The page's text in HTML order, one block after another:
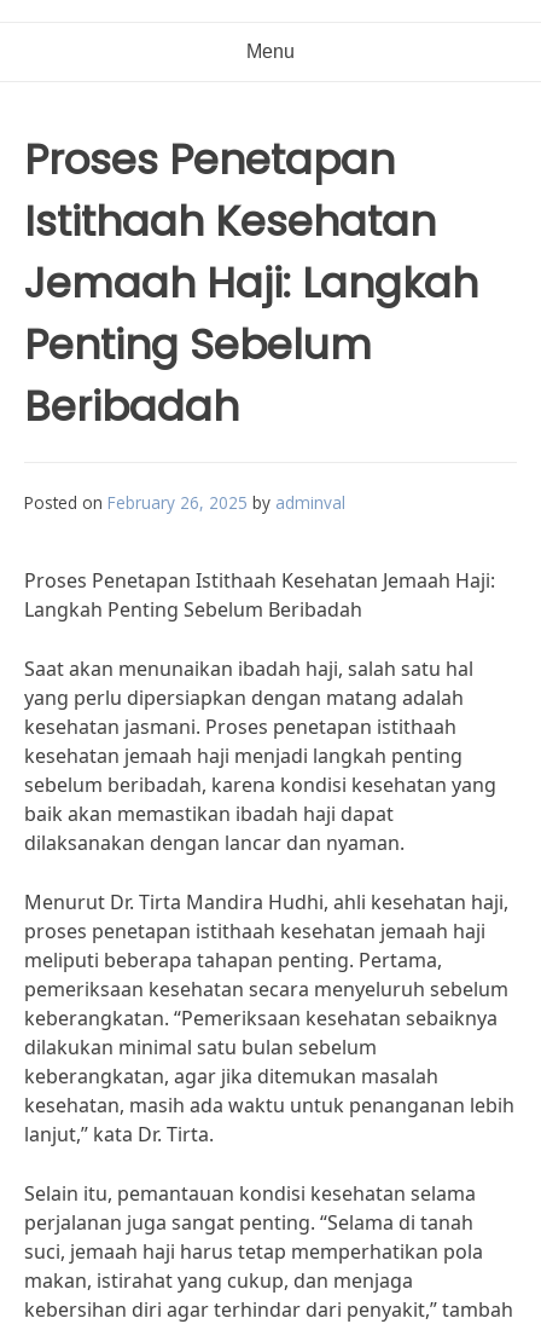
Menu
Proses Penetapan
Istithaah Kesehatan
Jemaah Haji: Langkah
Penting Sebelum
Beribadah
Posted on February 26, 2025 by adminval
Proses Penetapan Istithaah Kesehatan Jemaah Haji:
Langkah Penting Sebelum Beribadah
Saat akan menunaikan ibadah haji, salah satu hal
yang perlu dipersiapkan dengan matang adalah
kesehatan jasmani. Proses penetapan istithaah
kesehatan jemaah haji menjadi langkah penting
sebelum beribadah, karena kondisi kesehatan yang
baik akan memastikan ibadah haji dapat
dilaksanakan dengan lancar dan nyaman.
Menurut Dr. Tirta Mandira Hudhi, ahli kesehatan haji,
proses penetapan istithaah kesehatan jemaah haji
meliputi beberapa tahapan penting. Pertama,
pemeriksaan kesehatan secara menyeluruh sebelum
keberangkatan. “Pemeriksaan kesehatan sebaiknya
dilakukan minimal satu bulan sebelum
keberangkatan, agar jika ditemukan masalah
kesehatan, masih ada waktu untuk penanganan lebih
lanjut,” kata Dr. Tirta.
Selain itu, pemantauan kondisi kesehatan selama
perjalanan juga sangat penting. “Selama di tanah
suci, jemaah haji harus tetap memperhatikan pola
makan, istirahat yang cukup, dan menjaga
kebersihan diri agar terhindar dari penyakit,” tambah